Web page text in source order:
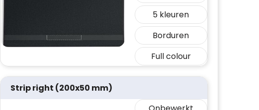
5
Borduren
Full colour
Strip right (200x50 mm)